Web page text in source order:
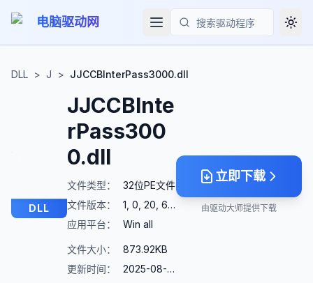
电脑驱动网
搜索
DLL > J > JJCCBInterPass3000.dll
DLL
JJCCBInte
rPass300
0.dll
文件类型：
32位PE文件
文件版本：
1, 0, 20, 601
应用平台：
Win all
文件大小：
873.92KB
更新时间：
2025-08-23
立即下载
由驱动大师提供下载